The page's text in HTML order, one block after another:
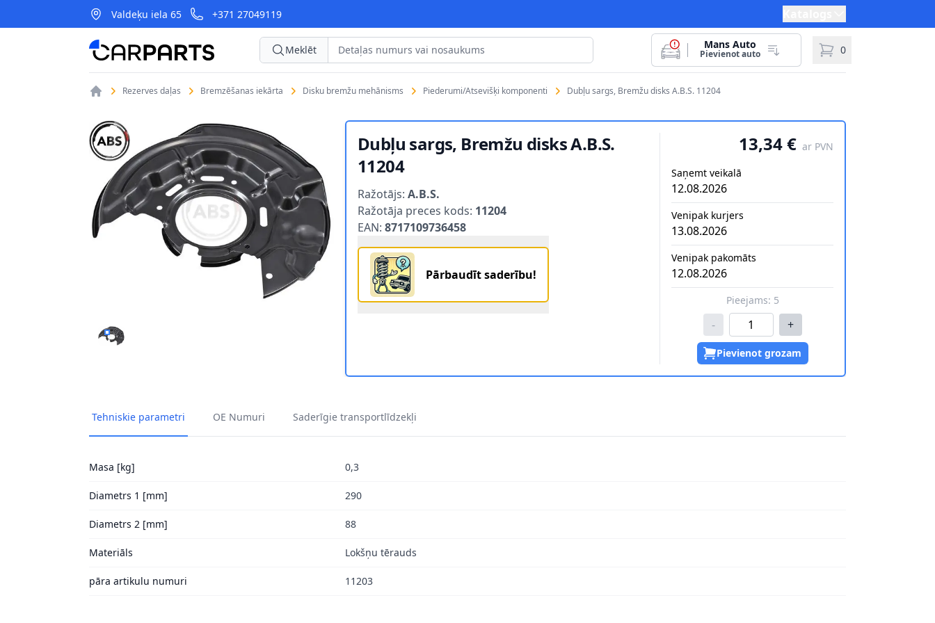
Valdeķu iela 65 +371 27049119
CarParts Meklēt Mans Auto
Pievienot auto 0
Rezerves daļas Bremzēšanas iekārta Disku bremžu mehānisms Piederumi/Atsevišķi komponenti Dubļu sargs, Bremžu disks A.B.S. 11204
DUBĻU SARGS, BREMŽU DISKS A.B.S. 11204 1
Dubļu sargs, Bremžu disks A.B.S.
11204
Ražotājs: A.B.S.
Ražotāja preces kods: 11204
EAN: 8717109736458
Pārbaudīt saderību!
13,34 € ar PVN
Saņemt veikalā
12.08.2026
Venipak kurjers
13.08.2026
Venipak pakomāts
12.08.2026
Pieejams: 5
- +
Pievienot grozam
Tehniskie parametri OE Numuri Saderīgie transportlīdzekļi
Masa [kg] 0,3
Diametrs 1 [mm] 290
Diametrs 2 [mm] 88
Materiāls Lokšņu tērauds
pāra artikulu numuri 11203